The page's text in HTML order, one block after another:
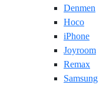
Denmen
Hoco
iPhone
Joyroom
Remax
Samsung